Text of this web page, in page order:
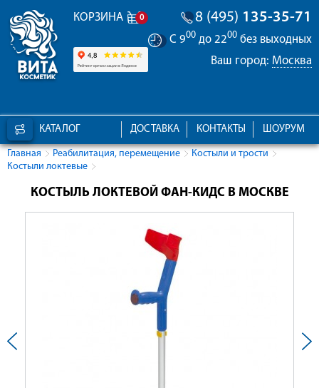
КОРЗИНА 0 8 (495) 135-35-71
С 900 до 2200 без выходных
Ваш город: Москва
КАТАЛОГ ШОУРУМ
КОНТАКТЫ
ДОСТАВКА
Главная Реабилитация, перемещение
Костыли и трости
Костыли локтевые
КОСТЫЛЬ ЛОКТЕВОЙ ФАН-КИДС В МОСКВЕ